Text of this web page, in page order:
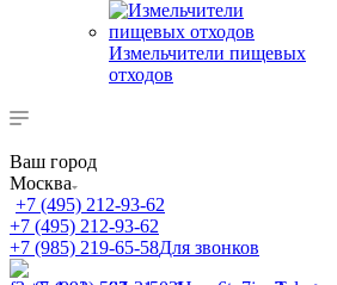
Измельчители пищевых
отходов
Ваш город
Москва
+7 (495) 212-93-62
+7 (495) 212-93-62
+7 (985) 219-65-58Для звонков